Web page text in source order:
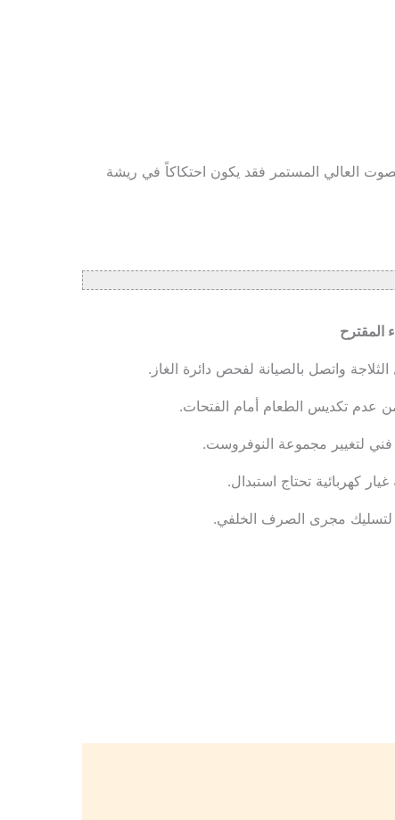
العالي المستمر فقد يكون احتكاكاً في ريشة
المقترح
واتصل بالصيانة لفحص دائرة الغاز.
عدم تكديس الطعام أمام الفتحات.
فني لتغيير مجموعة النوفروست.
كهربائية تحتاج استبدال.
لتسليك مجرى الصرف الخلفي.